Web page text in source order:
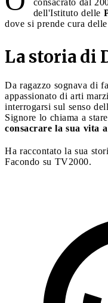
dell'Istituto delle
dove si prende cura
La storia di
Da ragazzo sognava di
appassionato di arti
interrogarsi sul senso
Signore lo chiama a
consacrare la sua vita
Ha raccontato la sua
Facondo su TV2000.